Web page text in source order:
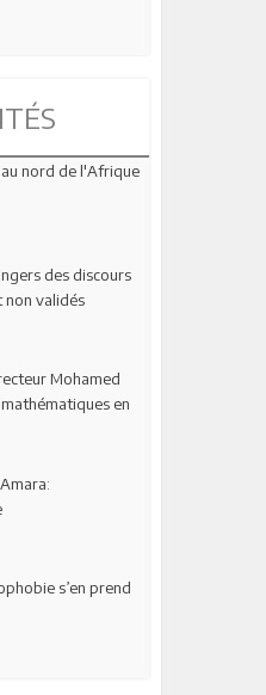
au nord de l'Afrique
des discours
non validés
Mohamed
en
s’en prend